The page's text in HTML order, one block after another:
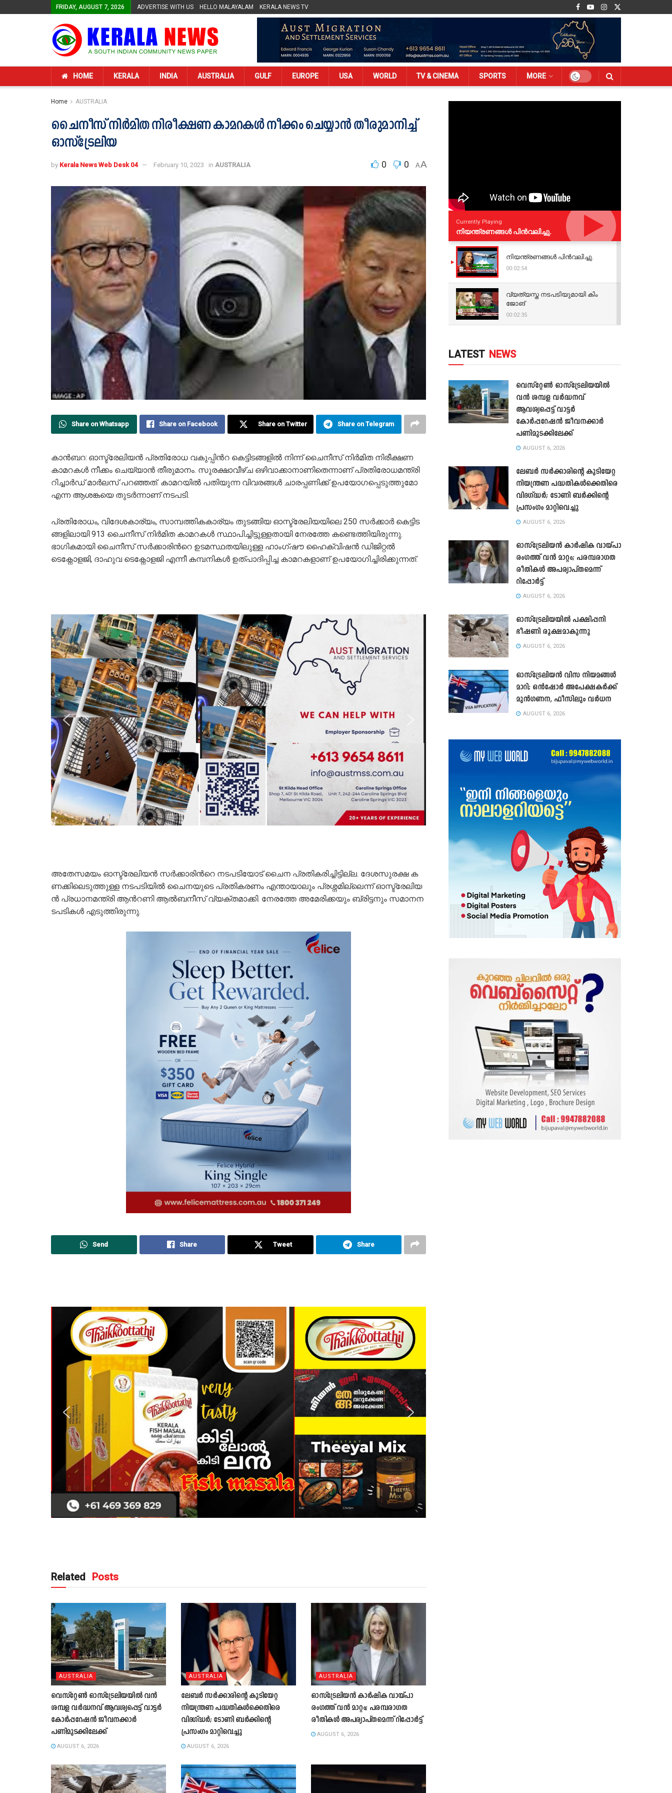
FRIDAY, AUGUST 7, 2026 ADVERTISE WITH US HELLO MALAYALAM KERALA NEWS TV
HOME KERALA INDIA AUSTRALIA GULF EUROPE USA WORLD TV & CINEMA SPORTS MORE
Home AUSTRALIA
ചൈനീസ് നിർമിത നിരീക്ഷണ കാമറകൾ നീക്കം ചെയ്യാൻ തീരുമാനിച്ച്
ഓസ്ട്രേലിയ
by Kerala News Web Desk 04 February 10, 2023 in AUSTRALIA 0 0 AA
Share on Whatsapp Share on Facebook Share on Twitter Share on Telegram
കാൻബറ: ഓസ്ട്രേലിയൻ പ്രതിരോധ വകുപ്പിന്‍റ കെട്ടിടങ്ങളിൽ നിന്ന് ചൈനീസ് നിർമിത നിരീക്ഷണ
കാമറകൾ നീക്കം ചെയ്യാൻ തീരുമാനം. സു​​​ര​​​ക്ഷാ​​​വീ​​​ഴ്ച ഒ​​​ഴി​​​വാ​​​ക്കാനാ​​​ണി​​​തെ​​​ന്നാണ് പ്ര​​​തി​​​രോ​​​ധ​​​മ​​​ന്ത്രി
റി​​​ച്ചാ​​​ർ​​​ഡ് മാ​​​ർ​​​ല​​​സ് പ​റഞ്ഞത്. കാ​​​മ​​​റ​​​യി​​​ൽ പ​​​തി​​​യു​​​ന്ന വി​​​വ​​​ര​​​ങ്ങ​​​ൾ ചാ​​​ര​​​പ്പ​​​ണി​​​ക്ക് ഉ​​​പ​​​യോ​​​ഗ​​​പ്പെ​​​ടു​​​ത്തു​​​മോ
എ​​​ന്ന ആ​​​ശ​​​ങ്കയെ തുടർന്നാണ് നടപടി.
പ്ര​​​തി​​​രോ​​​ധം, വി​​​ദേ​​​ശ​​​കാ​​​ര്യം, സാ​​​മ്പത്തി​​​ക​​​കാ​​​ര്യം തു​​​ട​​​ങ്ങി​​​യ ഓ​​​സ്ട്രേ​​​ലി​​​യ​​​യി​​​ലെ 250 സ​​​ർ​​​ക്കാ​​​ർ കെ​​​ട്ടി​​​ട​​​
ങ്ങ​​​ളി​​​ലാ​​​യി 913 ചൈ​​​നീ​​​സ് നി​​​ർ​​​മി​​​ത കാ​​​മ​​​റ​​​ക​​​ൾ സ്ഥാ​​​പി​​​ച്ചി​​​ട്ടു​​​ള്ള​​​താ​​​യി നേ​​​ര​​​ത്തേ ക​​​ണ്ടെ​​​ത്തി​​​യി​​​രു​​​ന്നു.
ഭാഗികമായി ചൈനീസ് സർക്കാരിന്‍റെ ഉടമസ്ഥതയിലുള്ള ഹാംഗ്ഷൗ ഹൈക്‌വിഷൻ ഡിജിറ്റൽ
ടെക്നോളജി, ദാഹുവ ടെക്നോളജി എന്നീ കമ്പനികൾ ഉത്പാദിപ്പിച്ച കാമറകളാണ് ഉപയോഗിച്ചിരിക്കുന്നത്.
അതേസമയം ഓ​​​സ്ട്രേ​​​ലി​​​യ​​​ൻ സ​​​ർ​​​ക്കാ​​​രി​​​ന്‍റെ ന​​​ട​​​പ​​​ടി​​​യോ​​​ട് ചൈ​​​ന പ്ര​​​തി​​​ക​​​രി​​​ച്ചി​​​ട്ടി​​​ല്ല. ദേ​​​ശ​​​സു​​​ര​​​ക്ഷ ക​​​
ണ​​​ക്കി​​​ലെ​​​ടു​​​ത്തു​​​ള്ള ന​​​ട​​​പ​​​ടി​​​യി​​​ൽ ചൈ​​​ന​​​യു​​​ടെ പ്ര​​​തി​​​ക​​​ര​​​ണം എ​​​ന്താ​​​യാ​​​ലും പ്ര​​​ശ്ന​​​മി​​​ല്ലെ​​​ന്ന് ഓ​​​സ്ട്രേ​​​ലി​​​യ​​​
ൻ പ്ര​​​ധാ​​​ന​​​മ​​​ന്ത്രി ആ​​​ന്‍റ​​​ണി ആ​​​ൽ​​​ബ​​​നീ​​​സ് വ്യക്തമാക്കി. നേ​​​ര​​​ത്തേ അ​​​മേ​​​രി​​​ക്ക​​​യും ബ്രി​​​ട്ട​​​നും സ​​​മാ​​​നന​​​
ട​​​പ​​​ടി​​​ക​​​ൾ എ​​​ടു​​​ത്തി​​​രു​​​ന്നു.
Send Share Tweet Share
Related Posts
AUSTRALIA
വെസ്റ്റേൺ ഓസ്‌ട്രേലിയയിൽ വൻ
ശമ്പള വർദ്ധനവ് ആവശ്യപ്പെട്ട് വാട്ടർ
കോർപ്പറേഷൻ ജീവനക്കാർ
പണിമുടക്കിലേക്ക്
AUGUST 6, 2026
AUSTRALIA
ലേബർ സർക്കാരിന്റെ കുടിയേറ്റ
നിയന്ത്രണ പദ്ധതികൾക്കെതിരെ
വിദഗ്ദ്ധർ; ടോണി ബർക്കിന്റെ
പ്രസംഗം മാറ്റിവെച്ചു
AUGUST 6, 2026
AUSTRALIA
ഓസ്‌ട്രേലിയൻ കാർഷിക വായ്പാ
രംഗത്ത് വൻ മാറ്റം; പരമ്പരാഗത
രീതികൾ അപര്യാപ്തമെന്ന് റിപ്പോർട്ട്
AUGUST 6, 2026
Currently Playing
നിയന്ത്രണങ്ങള്‍ പിന്‍വലിച്ചു.
നിയന്ത്രണങ്ങള്‍ പിന്‍വലിച്ചു.
00:02:54
വ്യത്യസ്ത നടപടിയുമായി കിം
ജോങ്
00:02:35
LATEST NEWS
വെസ്റ്റേൺ ഓസ്‌ട്രേലിയയിൽ
വൻ ശമ്പള വർദ്ധനവ്
ആവശ്യപ്പെട്ട് വാട്ടർ
കോർപ്പറേഷൻ ജീവനക്കാർ
പണിമുടക്കിലേക്ക്
AUGUST 6, 2026
ലേബർ സർക്കാരിന്റെ കുടിയേറ്റ
നിയന്ത്രണ പദ്ധതികൾക്കെതിരെ
വിദഗ്ദ്ധർ; ടോണി ബർക്കിന്റെ
പ്രസംഗം മാറ്റിവെച്ചു
AUGUST 6, 2026
ഓസ്‌ട്രേലിയൻ കാർഷിക വായ്പാ
രംഗത്ത് വൻ മാറ്റം; പരമ്പരാഗത
രീതികൾ അപര്യാപ്തമെന്ന്
റിപ്പോർട്ട്
AUGUST 6, 2026
ഓസ്ട്രേലിയയിൽ പക്ഷിപ്പനി
ഭീഷണി രൂക്ഷമാകുന്നു
AUGUST 6, 2026
ഓസ്‌ട്രേലിയൻ വിസ നിയമങ്ങൾ
മാറി; ഒൻഷോർ അപേക്ഷകർക്ക്
മുൻഗണന, ഫീസിലും വർധന
AUGUST 6, 2026